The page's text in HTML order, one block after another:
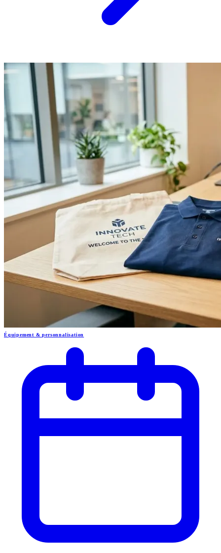
Équipement & personnalisation